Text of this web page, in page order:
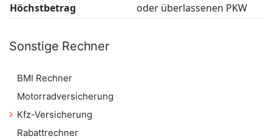
Höchstbetrag
oder überlassenen PKW
Sonstige Rechner
BMI Rechner
Motorradversicherung
Kfz-Versicherung
Rabattrechner